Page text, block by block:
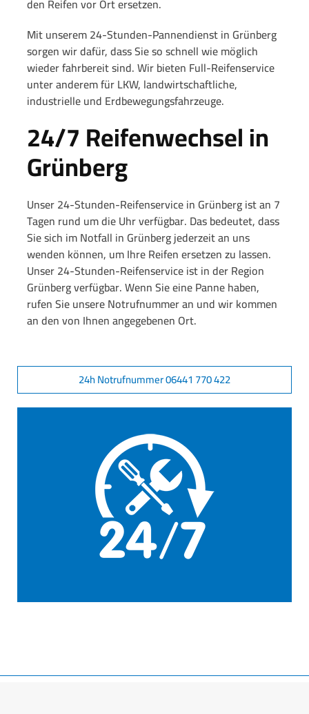
den Reifen vor Ort ersetzen.
Mit unserem 24-Stunden-Pannendienst in Grünberg
sorgen wir dafür, dass Sie so schnell wie möglich
wieder fahrbereit sind.Wir bieten Full-Reifenservice
unter anderem für LKW, landwirtschaftliche,
industrielle und Erdbewegungsfahrzeuge.
24/7 Reifenwechsel in
Grünberg
Unser 24-Stunden-Reifenservice in Grünberg ist an 7
Tagen rund um die Uhr verfügbar. Das bedeutet, dass
Sie sich im Notfall in Grünberg jederzeit an uns
wenden können, um Ihre Reifen ersetzen zu lassen.
Unser 24-Stunden-Reifenservice ist in der Region
Grünberg verfügbar. Wenn Sie eine Panne haben,
rufen Sie unsere Notrufnummer an und wir kommen
an den von Ihnen angegebenen Ort.
24h Notrufnummer 06441 770 422